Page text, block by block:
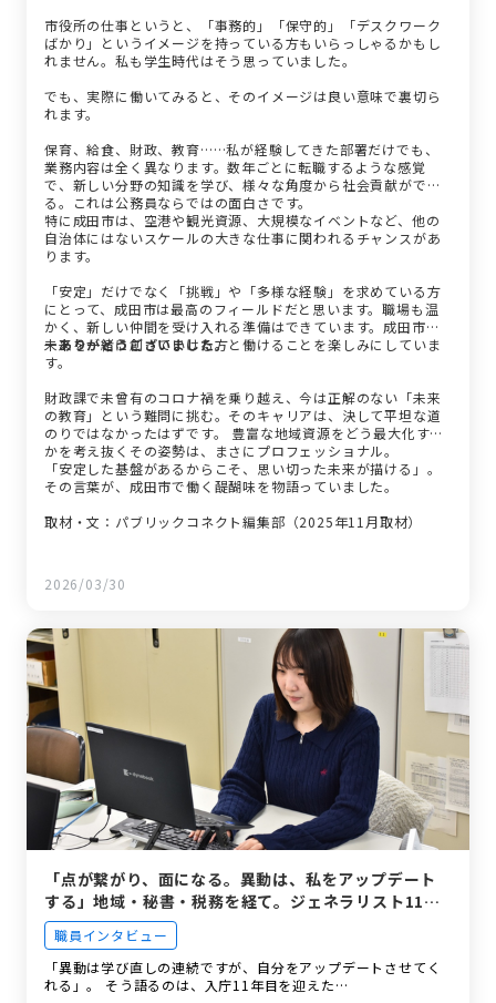
市役所の仕事というと、「事務的」「保守的」「デスクワーク
ばかり」というイメージを持っている方もいらっしゃるかもし
れません。私も学生時代はそう思っていました。
でも、実際に働いてみると、そのイメージは良い意味で裏切ら
れます。
保育、給食、財政、教育……私が経験してきた部署だけでも、
業務内容は全く異なります。数年ごとに転職するような感覚
で、新しい分野の知識を学び、様々な角度から社会貢献ができ
る。これは公務員ならではの面白さです。
特に成田市は、空港や観光資源、大規模なイベントなど、他の
自治体にはないスケールの大きな仕事に関われるチャンスがあ
ります。
「安定」だけでなく「挑戦」や「多様な経験」を求めている方
にとって、成田市は最高のフィールドだと思います。職場も温
かく、新しい仲間を受け入れる準備はできています。成田市の
未来を一緒に創っていける方と働けることを楽しみにしていま
す。
ーありがとうございました。
財政課で未曾有のコロナ禍を乗り越え、今は正解のない「未来
の教育」という難問に挑む。そのキャリアは、決して平坦な道
のりではなかったはずです。 豊富な地域資源をどう最大化する
かを考え抜くその姿勢は、まさにプロフェッショナル。
「安定した基盤があるからこそ、思い切った未来が描ける」。
その言葉が、成田市で働く醍醐味を物語っていました。
取材・文：パブリックコネクト編集部（2025年11月取材）
2026/03/30
「点が繋がり、面になる。異動は、私をアップデート
する」地域・秘書・税務を経て。ジェネラリスト11年
目の等身大。
職員インタビュー
「異動は学び直しの連続ですが、自分をアップデートさせてく
れる」。 そう語るのは、入庁11年目を迎えた…